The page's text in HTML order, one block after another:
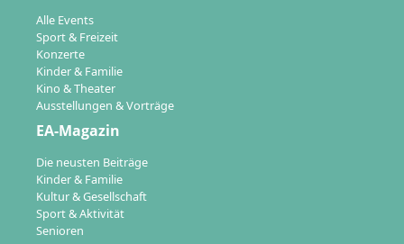
Alle Events
Sport & Freizeit
Konzerte
Kinder & Familie
Kino & Theater
Ausstellungen & Vorträge
EA-Magazin
Die neusten Beiträge
Kinder & Familie
Kultur & Gesellschaft
Sport & Aktivität
Senioren